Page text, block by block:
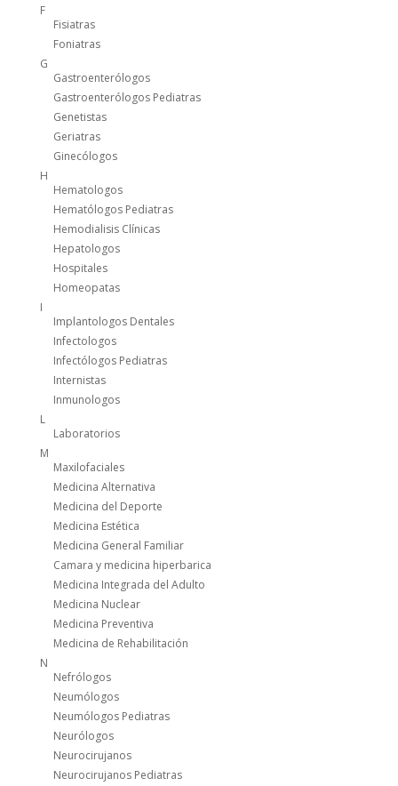
F
Fisiatras
Foniatras
G
Gastroenterólogos
Gastroenterólogos Pediatras
Genetistas
Geriatras
Ginecólogos
H
Hematologos
Hematólogos Pediatras
Hemodialisis Clínicas
Hepatologos
Hospitales
Homeopatas
I
Implantologos Dentales
Infectologos
Infectólogos Pediatras
Internistas
Inmunologos
L
Laboratorios
M
Maxilofaciales
Medicina Alternativa
Medicina del Deporte
Medicina Estética
Medicina General Familiar
Camara y medicina hiperbarica
Medicina Integrada del Adulto
Medicina Nuclear
Medicina Preventiva
Medicina de Rehabilitación
N
Nefrólogos
Neumólogos
Neumólogos Pediatras
Neurólogos
Neurocirujanos
Neurocirujanos Pediatras